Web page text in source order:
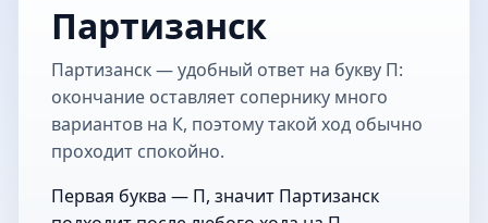
Партизанск
Партизанск — удобный ответ на букву П:
окончание оставляет сопернику много
вариантов на К, поэтому такой ход обычно
проходит спокойно.
Первая буква — П, значит Партизанск